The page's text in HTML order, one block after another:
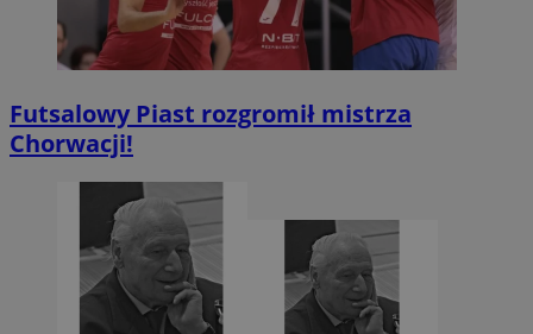
Futsalowy Piast rozgromił mistrza
Chorwacji!